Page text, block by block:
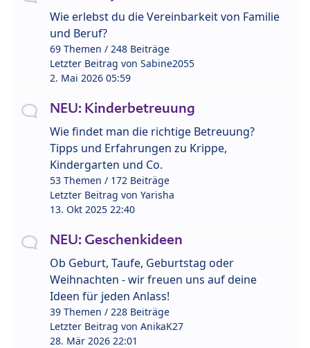
Wie erlebst du die Vereinbarkeit von Familie
und Beruf?
69 Themen / 248 Beiträge
Letzter Beitrag von Sabine2055
2. Mai 2026 05:59
NEU: Kinderbetreuung
Wie findet man die richtige Betreuung?
Tipps und Erfahrungen zu Krippe,
Kindergarten und Co.
53 Themen / 172 Beiträge
Letzter Beitrag von Yarisha
13. Okt 2025 22:40
NEU: Geschenkideen
Ob Geburt, Taufe, Geburtstag oder
Weihnachten - wir freuen uns auf deine
Ideen für jeden Anlass!
39 Themen / 228 Beiträge
Letzter Beitrag von AnikaK27
28. Mär 2026 22:01